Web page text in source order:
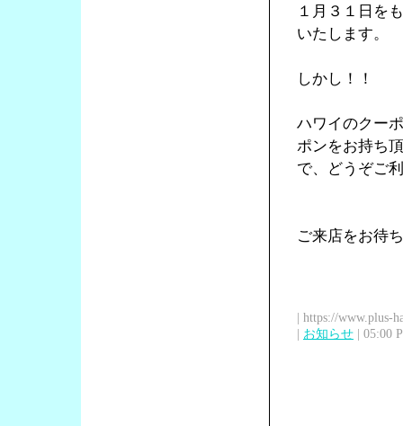
１月３１日を
いたします。
しかし！！
ハワイのクー
ポンをお持ち
で、どうぞご
ご来店をお待
| https://www.plus-
| お知らせ | 05:00